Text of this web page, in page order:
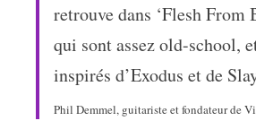
retrouve dans ‘Flesh
qui sont assez old-school,
inspirés d’Exodus et de
Phil Demmel, guitariste et fondateur de